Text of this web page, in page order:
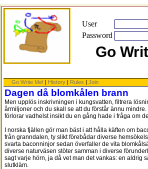
User
Password
Go
Go Write Me! | History | Rules | Join
Dagen då blomkålen brann
Men upplös inskrivningen i kungsvatten, filtrera
årmiljoner och du skall se att du förstår ännu
förlorar vadhelst insikt du en gång hade i fråga om
I norska fjällen gör man bäst i att hålla käften om
från granndalen, ty slikt förebådar diverse
svarta baconninjor sedan överfaller de vita
diverse naturväsen stöter samman i diverse
sagt varje hörn, ja då vet man det vankas: en aldrig
slutkläm.